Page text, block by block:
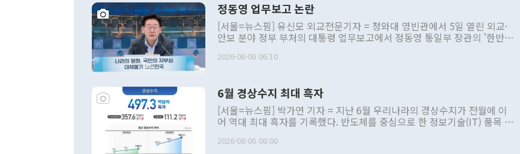
정동영 업무보고 논란
[서울=뉴스핌] 유신모 외교전문기자 = 청와대 영빈관에서 5일 열린 외교·
안보 분야 정부 부처의 대통령 업무보고에서 정동영 통일부 장관의 '한반도
발언 중에는 정부 내 조율을 거치지 않은 사안을 정책으로 추진하겠다고 공
주의적 희망에 근거한 비현실적 구상'이라는 비판을 내놨다. 그동안 정 장
관의 대북 정책 관련 발언이 물의를 빚은 적은 여러 번 있지만 대통령과 유
관 부처 장관이 공개적으로 부정적 입장을 표명한 것은 이례적이다. 정 장
관의 무리한 대북 접근법과 월권을 제어해야 한다는 목소리도 높아지고 있
다. [정동영 통일부 장관이 지난달 23일 오후 서울 종로구 정부서울청사에
2026-08-06 06:10
6월 경상수지 최대 흑자
[서울=뉴스핌] 박가연 기자 = 지난 6월 우리나라의 경상수지가 전월에 이
어 역대 최대 흑자를 기록했다. 반도체를 중심으로 한 정보기술(IT) 품목 수
료=한국은행] 한국은행이 6일 발표한 '2026년 6월 국제수지(잠정)'에 따르
2026-08-06 08:00